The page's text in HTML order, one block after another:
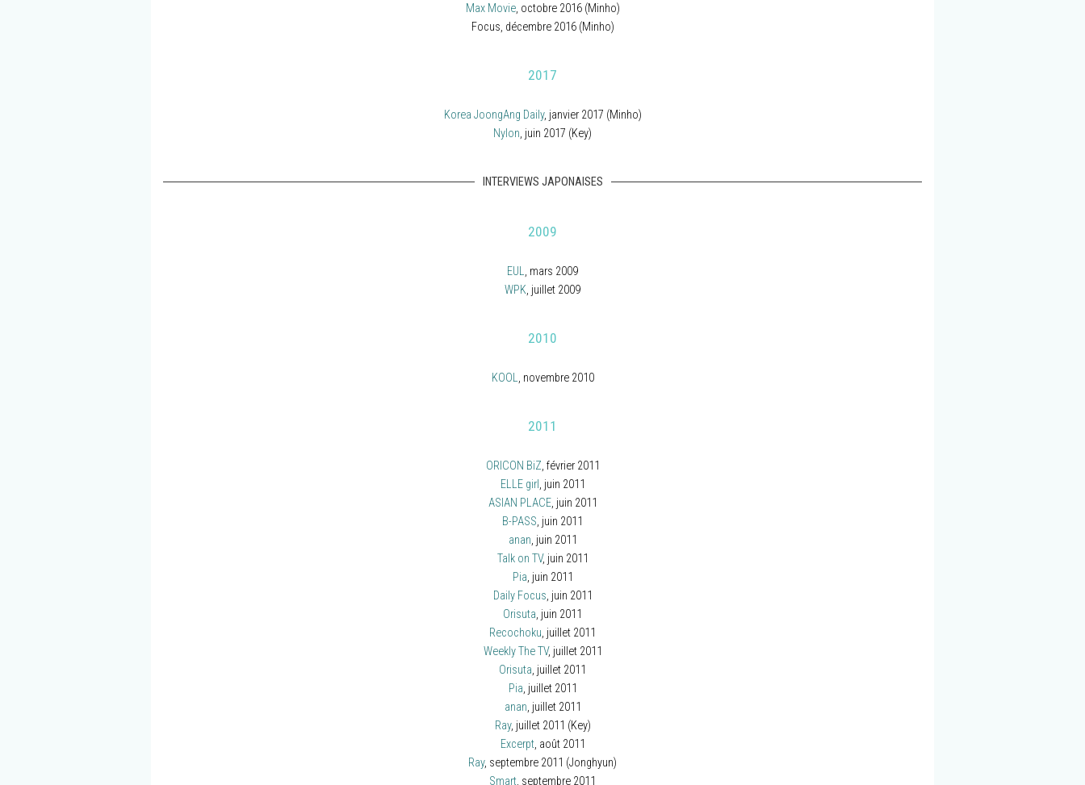
Max Movie, octobre 2016 (Minho)
Focus, décembre 2016 (Minho)
2017
Korea JoongAng Daily, janvier 2017 (Minho)
Nylon, juin 2017 (Key)
INTERVIEWS JAPONAISES
2009
EUL, mars 2009
WPK, juillet 2009
2010
KOOL, novembre 2010
2011
ORICON BiZ, février 2011
ELLE girl , juin 2011
ASIAN PLACE, juin 2011
B-PASS, juin 2011
anan, juin 2011
Talk on TV, juin 2011
Pia, juin 2011
Daily Focus, juin 2011
Orisuta, juin 2011
Recochoku, juillet 2011
Weekly The TV, juillet 2011
Orisuta, juillet 2011
Pia, juillet 2011
anan, juillet 2011
Ray, juillet 2011 (Key)
Excerpt, août 2011
Ray, septembre 2011 (Jonghyun)
Smart, septembre 2011